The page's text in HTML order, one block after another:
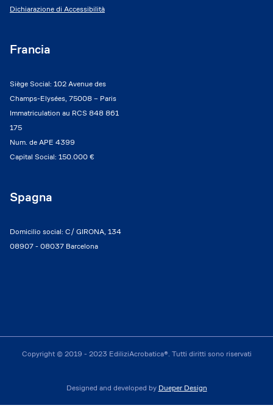
Dichiarazione di Accessibilità
Francia
Siège Social: 102 Avenue des
Champs-Elysées, 75008 – Paris
Immatriculation au RCS 848 861
175
Num. de APE 4399
Capital Social: 150.000 €
Spagna
Domicilio social: C/ GIRONA, 134
08907 - 08037 Barcelona
Copyright © 2019 - 2023 EdiliziAcrobatica®. Tutti diritti sono riservati
Designed and developed by Dueper Design